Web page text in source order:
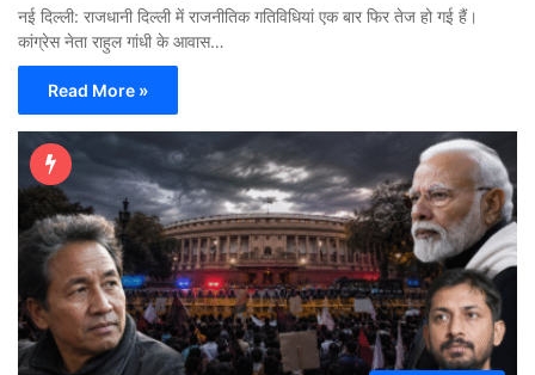
नई दिल्ली: राजधानी दिल्ली में राजनीतिक गतिविधियां एक बार फिर तेज हो गई हैं।
कांग्रेस नेता राहुल गांधी के आवास…
Read More »